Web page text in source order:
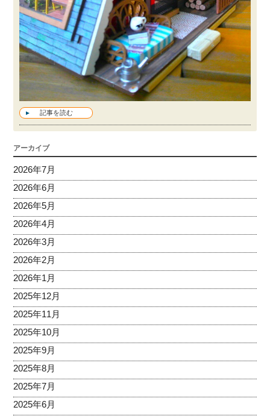
記事を読む
アーカイブ
2026年7月
2026年6月
2026年5月
2026年4月
2026年3月
2026年2月
2026年1月
2025年12月
2025年11月
2025年10月
2025年9月
2025年8月
2025年7月
2025年6月